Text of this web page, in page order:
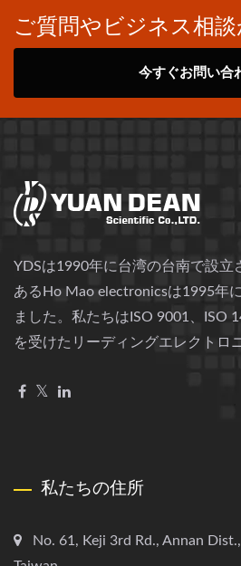
ご質問やビジネス相
今すぐお問い合
YDSは1990年に台湾の台南で設立
あるHo Mao electronicsは1995年
ました。私たちはISO 9001、ISO
を受けたリーディングエレクトロ
私たちの住所
No. 61, Keji 3rd Rd., Annan